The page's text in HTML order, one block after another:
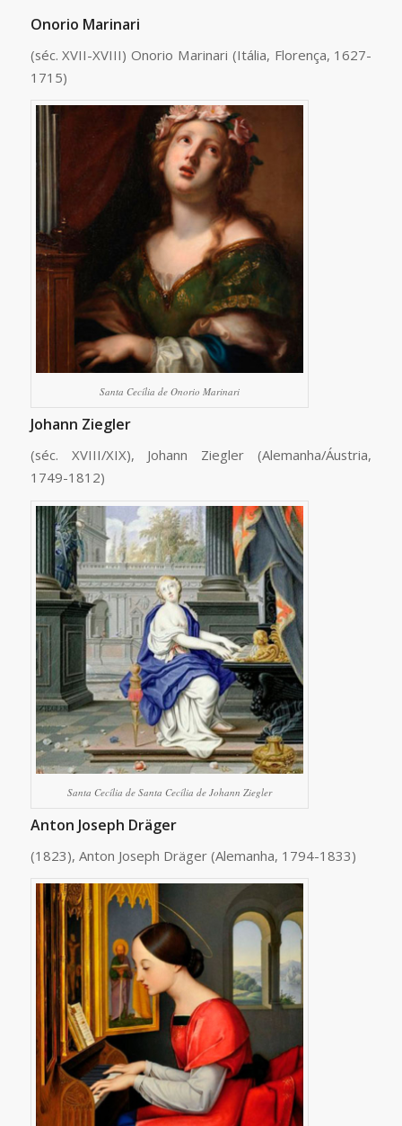
Onorio Marinari
(séc. XVII-XVIII) Onorio Marinari (Itália, Florença, 1627-
1715)
Santa Cecília de Onorio Marinari
Johann Ziegler
(séc. XVIII/XIX), Johann Ziegler (Alemanha/Áustria,
1749-1812)
Santa Cecília de Santa Cecília de Johann Ziegler
Anton Joseph Dräger
(1823), Anton Joseph Dräger (Alemanha, 1794-1833)